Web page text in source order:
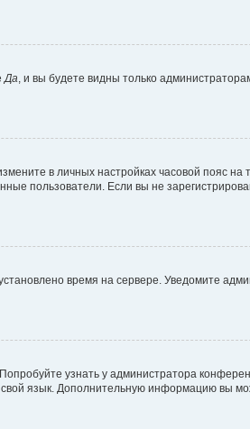
Да , и вы будете видны только
в личных настройках часовой пояс на
пользователи. Если вы не
время на сервере. Уведомите
узнать у администратора
свой язык. Дополнительную информацию вы